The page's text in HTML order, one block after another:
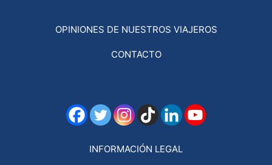
OPINIONES DE NUESTROS VIAJEROS
CONTACTO
INFORMACIÓN LEGAL